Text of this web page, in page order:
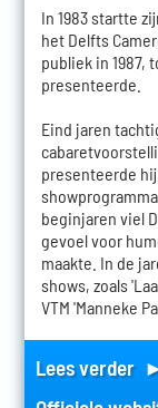
In 1983 startte
het Delfts
publiek in 1987,
presenteerde.
Eind jaren
presenteerde
beginjaren viel
gevoel voor
maakte. In de
shows, zoals
VTM 'Manneke
Lees verder